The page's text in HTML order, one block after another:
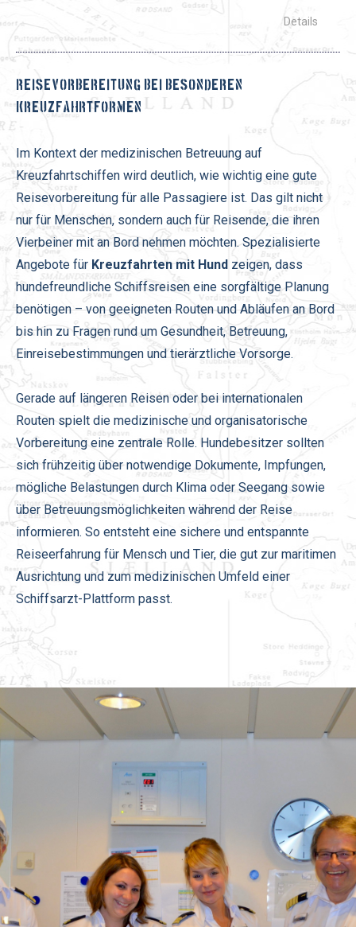
REISEVORBEREITUNG BEI BESONDEREN
KREUZFAHRTFORMEN
Im Kontext der medizinischen Betreuung auf
Kreuzfahrtschiffen wird deutlich, wie wichtig eine gute
Reisevorbereitung für alle Passagiere ist. Das gilt nicht
nur für Menschen, sondern auch für Reisende, die ihren
Vierbeiner mit an Bord nehmen möchten. Spezialisierte
Angebote für Kreuzfahrten mit Hund zeigen, dass
hundefreundliche Schiffsreisen eine sorgfältige Planung
benötigen – von geeigneten Routen und Abläufen an Bord
bis hin zu Fragen rund um Gesundheit, Betreuung,
Einreisebestimmungen und tierärztliche Vorsorge.
Gerade auf längeren Reisen oder bei internationalen
Routen spielt die medizinische und organisatorische
Vorbereitung eine zentrale Rolle. Hundebesitzer sollten
sich frühzeitig über notwendige Dokumente, Impfungen,
mögliche Belastungen durch Klima oder Seegang sowie
über Betreuungsmöglichkeiten während der Reise
informieren. So entsteht eine sichere und entspannte
Reiseerfahrung für Mensch und Tier, die gut zur maritimen
Ausrichtung und zum medizinischen Umfeld einer
Schiffsarzt-Plattform passt.